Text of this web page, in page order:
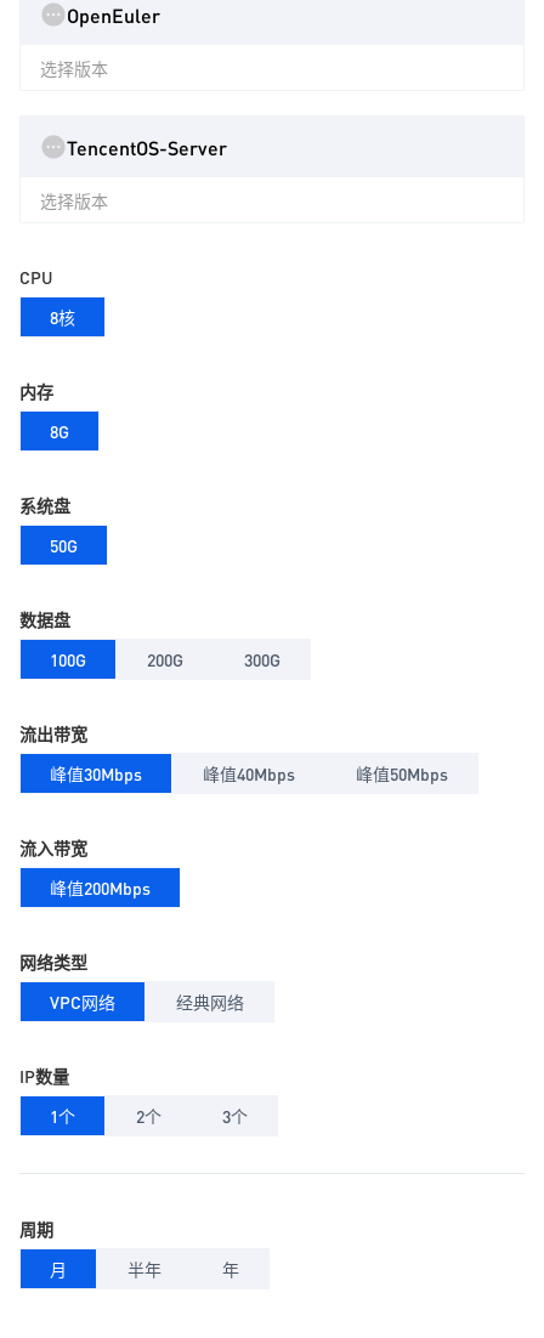
OpenEuler
选择版本
TencentOS-Server
选择版本
CPU
8核
内存
8G
系统盘
50G
数据盘
100G
200G 300G
流出带宽
峰值30Mbps
峰值40Mbps 峰值50Mbps
流入带宽
峰值200Mbps
网络类型
VPC网络
经典网络
IP数量
1个
2个 3个
周期
月
半年 年